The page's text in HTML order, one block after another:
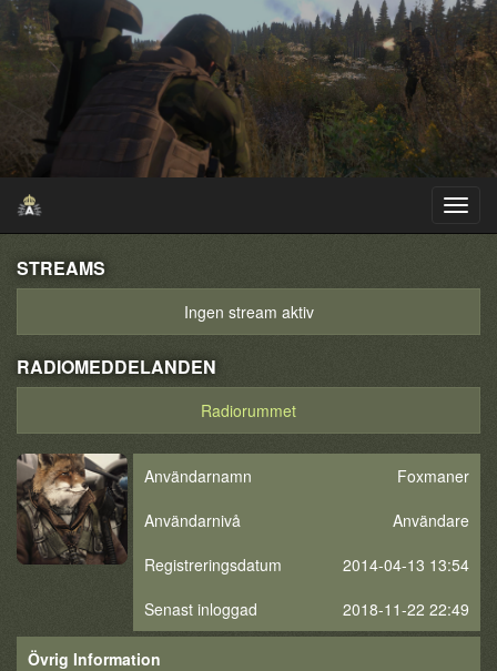
STREAMS
Ingen stream aktiv
RADIOMEDDELANDEN
Radiorummet
Användarnamn
Foxmaner
Användarnivå
Användare
Registreringsdatum
2014-04-13 13:54
Senast inloggad
2018-11-22 22:49
Övrig Information